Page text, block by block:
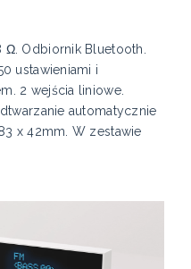
Ω. Odbiornik Bluetooth.
ustawieniami i
2 wejścia liniowe.
automatycznie
x 42mm. W zestawie